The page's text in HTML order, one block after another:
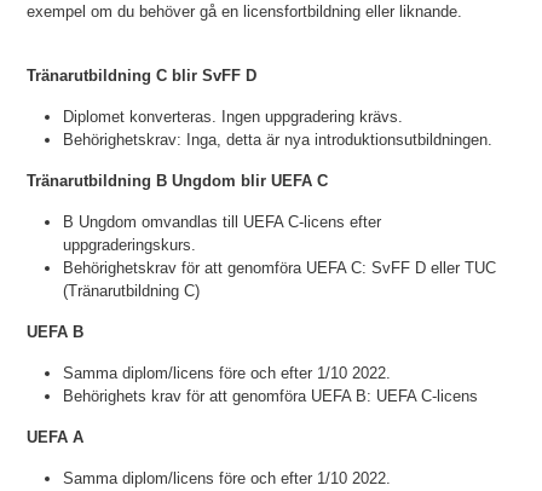
exempel om du behöver gå en licensfortbildning eller liknande.
Tränarutbildning C blir SvFF D
Diplomet konverteras. Ingen uppgradering krävs.
Behörighetskrav: Inga, detta är nya introduktionsutbildningen.
Tränarutbildning B Ungdom blir UEFA C
B Ungdom omvandlas till UEFA C-licens efter
uppgraderingskurs.
Behörighetskrav för att genomföra UEFA C: SvFF D eller TUC
(Tränarutbildning C)
UEFA B
Samma diplom/licens före och efter 1/10 2022.
Behörighets krav för att genomföra UEFA B: UEFA C-licens
UEFA A
Samma diplom/licens före och efter 1/10 2022.